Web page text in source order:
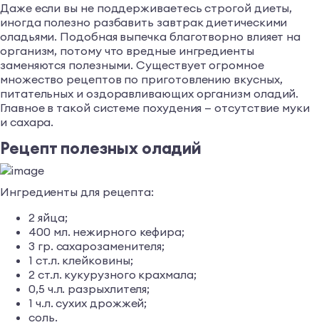
Даже если вы не поддерживаетесь строгой диеты,
иногда полезно разбавить завтрак диетическими
оладьями. Подобная выпечка благотворно влияет на
организм, потому что вредные ингредиенты
заменяются полезными. Существует огромное
множество рецептов по приготовлению вкусных,
питательных и оздоравливающих организм оладий.
Главное в такой системе похудения — отсутствие муки
и сахара.
Рецепт полезных оладий
Ингредиенты для рецепта:
2 яйца;
400 мл. нежирного кефира;
3 гр. сахарозаменителя;
1 ст.л. клейковины;
2 ст.л. кукурузного крахмала;
0,5 ч.л. разрыхлителя;
1 ч.л. сухих дрожжей;
соль.